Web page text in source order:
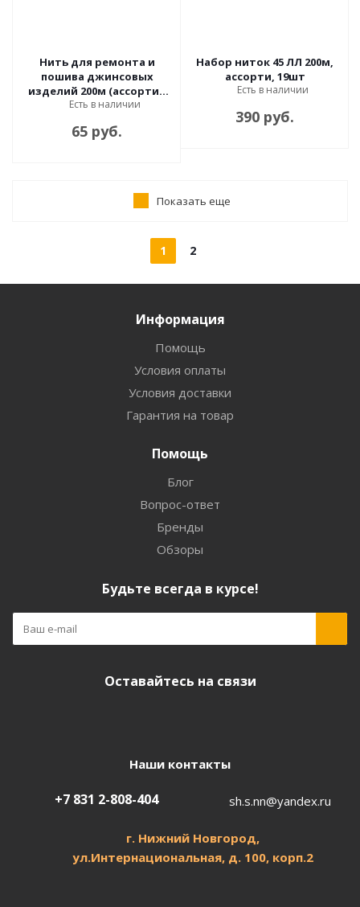
Нить для ремонта и
пошива джинсовых
изделий 200м (ассорти),
синий, 5 шт
Есть в наличии
65 руб.
Набор ниток 45 ЛЛ 200м,
ассорти, 19шт
Есть в наличии
390 руб.
Показать еще
1 2
Информация
Помощь
Условия оплаты
Условия доставки
Гарантия на товар
Помощь
Блог
Вопрос-ответ
Бренды
Обзоры
Будьте всегда в курсе!
Оставайтесь на связи
Наши контакты
+7 831 2-808-404 sh.s.nn@yandex.ru
г. Нижний Новгород,
ул.Интернациональная, д. 100, корп.2